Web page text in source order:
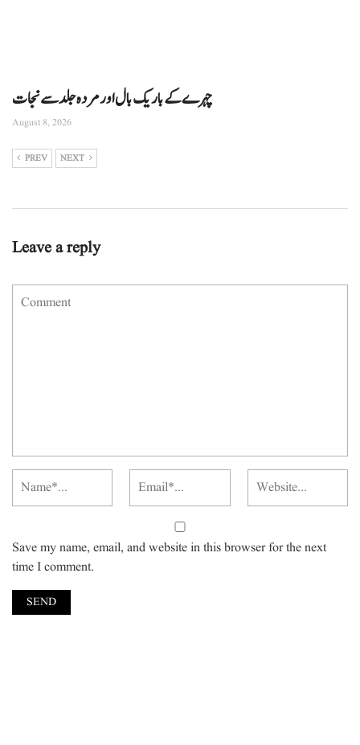
چہرے کے باریک بال اور مردہ جلد سے نجات
August 8, 2026
PREV NEXT
Leave a reply
Save my name, email, and website in this browser for the next
time I comment.